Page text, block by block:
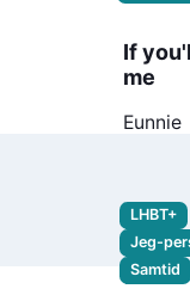
If
me
Eunnie
LHBT+
Jeg-
Samtid